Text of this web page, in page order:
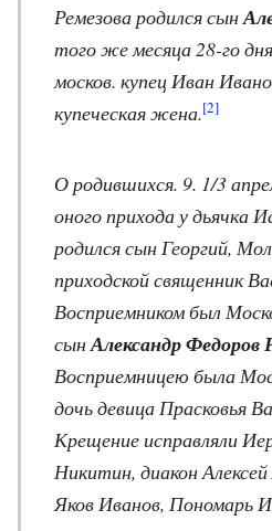
Ремезова родился сын
того же месяца 28-го
москов. купец Иван
купеческая жена.[2]
О родившихся. 9. 1/3
оного прихода у дьячка
родился сын Георгий,
приходской священник
Восприемником был
сынАлександр Федоров
Восприемницею была
дочь девица Прасковья
Крещение исправляли
Никитин, диакон Алексей
Яков Иванов, Пономарь